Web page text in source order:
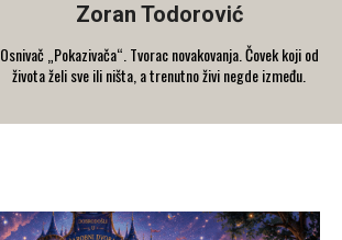
Zoran Todorović
Osnivač „Pokazivača“. Tvorac novakovanja. Čovek koji od
života želi sve ili ništa, a trenutno živi negde između.